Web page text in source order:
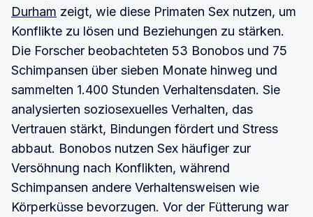
Durham zeigt, wie diese Primaten Sex nutzen, um
Konflikte zu lösen und Beziehungen zu stärken.
Die Forscher beobachteten 53 Bonobos und 75
Schimpansen über sieben Monate hinweg und
sammelten 1.400 Stunden Verhaltensdaten. Sie
analysierten soziosexuelles Verhalten, das
Vertrauen stärkt, Bindungen fördert und Stress
abbaut. Bonobos nutzen Sex häufiger zur
Versöhnung nach Konflikten, während
Schimpansen andere Verhaltensweisen wie
Körperküsse bevorzugen. Vor der Fütterung war